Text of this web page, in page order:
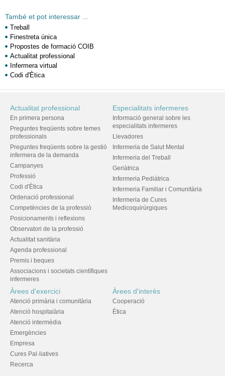
També et pot interessar ...
Treball
Finestreta única
Propostes de formació COIB
Actualitat professional
Infermera virtual
Codi d'Ètica
Actualitat professional
En primera persona
Preguntes freqüents sobre temes
professionals
Preguntes freqüents sobre la gestió
infermera de la demanda
Campanyes
Professió
Codi d'Ètica
Ordenació professional
Competències de la professió
Posicionaments i reflexions
Observatori de la professió
Actualitat sanitària
Agenda professional
Premis i beques
Associacions i societats científiques
infermeres
Especialitats infermeres
Informació general sobre les
especialitats infermeres
Llevadores
Infermeria de Salut Mental
Infermeria del Treball
Geriàtrica
Infermeria Pediàtrica
Infermeria Familiar i Comunitària
Infermeria de Cures
Medicoquirúrgiques
Àrees d'exercici
Atenció primària i comunitària
Atenció hospitalària
Atenció intermèdia
Emergències
Empresa
Cures Pal·liatives
Recerca
Àrees d'interès
Cooperació
Ètica